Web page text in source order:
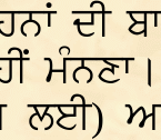
ਦੀ
ਲਈ)